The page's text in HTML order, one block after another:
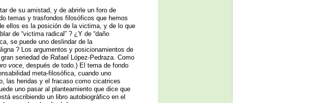
de su amistad, y de abrirle un foro de
temas y trasfondos filosóficos que hemos
ellos es la posición de la victima, y de lo que
de “victima radical” ? ¿Y de “daño
se puede uno deslindar de la
? Los argumentos y posicionamientos de
seriedad de Rafael López-Pedraza. Como
voce , después de todo.) El tema de fondo
meta-filosófica, cuando uno
las heridas y el fracaso como cicatrices
uno pasar al planteamiento que dice que
escribiendo un libro autobiográfico en el